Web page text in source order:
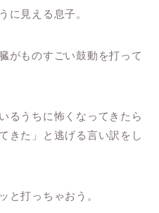
に見える息子。
がものすごい鼓動を打って
るうちに怖くなってきたら
きた」と逃げる言い訳をし
と打っちゃおう。